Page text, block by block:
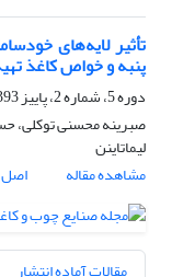
تأثیر لایه‌های
پنبه و خواص کاغذ
دوره 5، شماره 2، پاییز 1393، صفحه
صبرینه محسنی توکلی،
لیماتاینن
مشاهده مقاله
اصل
مقالات آماده انتشار